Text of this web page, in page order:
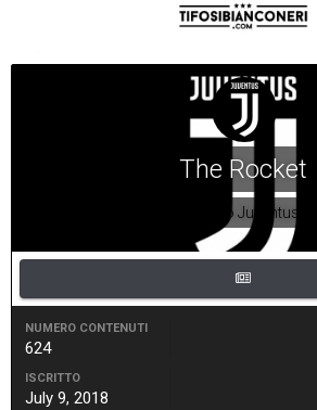
The Rocket
Tifoso Juventus
NUMERO CONTENUTI
624
ISCRITTO
July 9, 2018